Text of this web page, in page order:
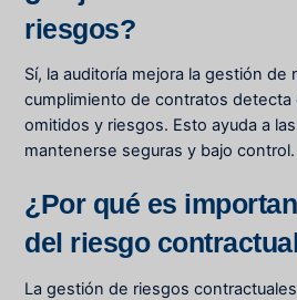
riesgos?
Sí, la auditoría mejora la gestión de
cumplimiento de contratos detecta
omitidos y riesgos. Esto ayuda a
mantenerse seguras y bajo control.
¿Por qué es
del riesgo
La gestión de riesgos